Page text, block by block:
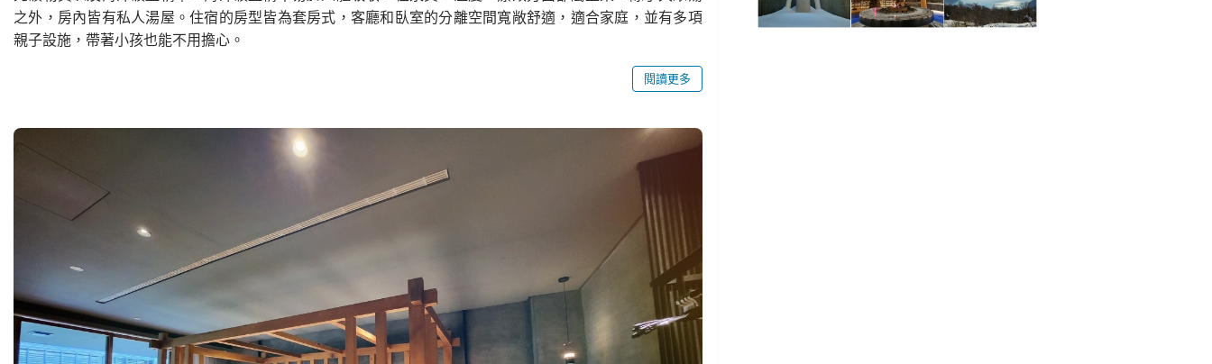
之外，房內皆有私人湯屋。住宿的房型皆為套房式，客廳和臥室的分離空間寬敞舒適，適合家庭，並有多項
親子設施，帶著小孩也能不用擔心。
閱讀更多